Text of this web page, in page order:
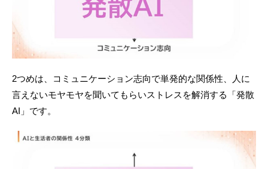
2つめは、コミュニケーション志向で単発的な関係性、人に
言えないモヤモヤを聞いてもらいストレスを解消する「発散
AI」です。